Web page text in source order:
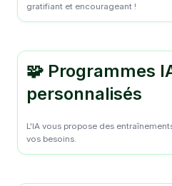
gratifiant et encourageant !
🧩 Programmes
personnalisés
L'IA vous propose des
vos besoins.